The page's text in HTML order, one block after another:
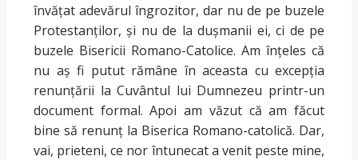
învățat adevărul îngrozitor, dar nu de pe buzele
Protestanților, și nu de la dușmanii ei, ci de pe
buzele Bisericii Romano-Catolice. Am înțeles că
nu aș fi putut rămâne în aceasta cu excepția
renunțării la Cuvântul lui Dumnezeu printr-un
document formal. Apoi am văzut că am făcut
bine să renunț la Biserica Romano-catolică. Dar,
vai, prieteni, ce nor întunecat a venit peste mine,